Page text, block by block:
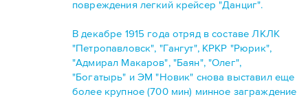
повреждения легкий крейсер "Данциг".
В декабре 1915 года отряд в составе ЛКЛК
"Петропавловск", "Гангут", КРКР "Рюрик",
"Адмирал Макаров", "Баян", "Олег",
"Богатырь" и ЭМ "Новик" снова выставил еще
более крупное (700 мин) минное заграждение